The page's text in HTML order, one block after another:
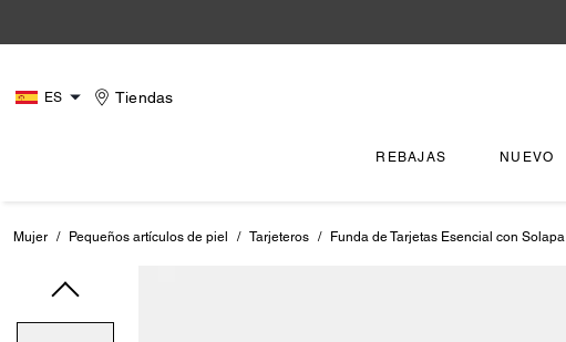
ES Tiendas
REBAJAS NUEVO
Mujer / Pequeños artículos de piel / Tarjeteros / Funda de Tarjetas Esencial con Solapa